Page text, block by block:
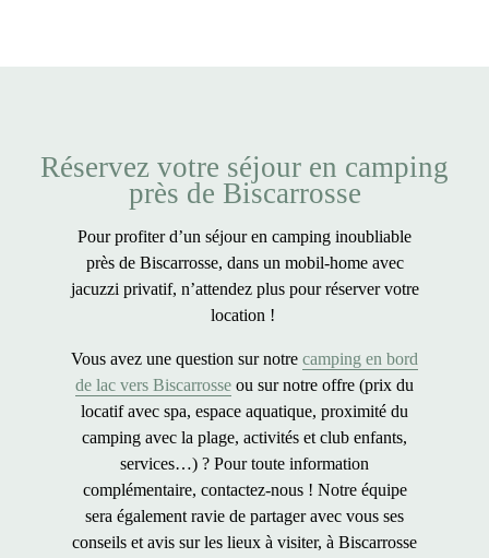
Réservez votre séjour en camping
près de Biscarrosse
Pour profiter d’un séjour en camping inoubliable
près de Biscarrosse, dans un mobil-home avec
jacuzzi privatif, n’attendez plus pour réserver votre
location !
Vous avez une question sur notre camping en bord
de lac vers Biscarrosse ou sur notre offre (prix du
locatif avec spa, espace aquatique, proximité du
camping avec la plage, activités et club enfants,
services…) ? Pour toute information
complémentaire, contactez-nous ! Notre équipe
sera également ravie de partager avec vous ses
conseils et avis sur les lieux à visiter, à Biscarrosse